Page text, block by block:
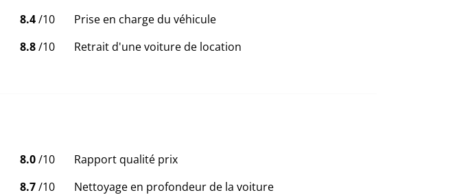
8.4/10
Prise en charge du véhicule
8.8/10 Retrait d'une voiture de location
8.0/10
Rapport qualité prix
8.7/10
Nettoyage en profondeur de la voiture